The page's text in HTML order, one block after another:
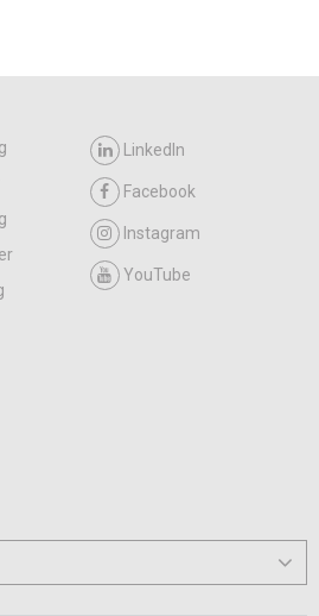
LinkedIn
Facebook
Instagram
YouTube